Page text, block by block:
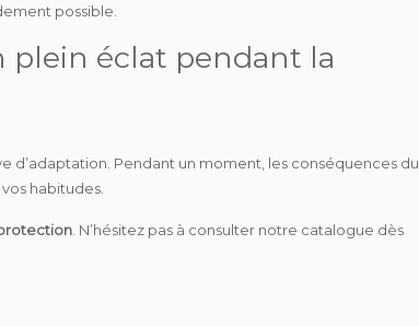
possible.
plein éclat pendant la
d’adaptation. Pendant un moment, les conséquences du
habitudes.
. N’hésitez pas à consulter notre catalogue dès